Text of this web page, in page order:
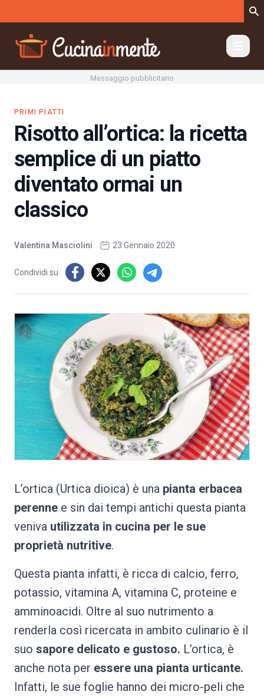
Messaggio pubblicitario
PRIMI PIATTI
Risotto all’ortica: la ricetta
semplice di un piatto
diventato ormai un
classico
Valentina Masciolini 23 Gennaio 2020
Condividi su
L’ortica (Urtica dioica) è una pianta erbacea
perenne e sin dai tempi antichi questa pianta
veniva utilizzata in cucina per le sue
proprietà nutritive.
Questa pianta infatti, è ricca di calcio, ferro,
potassio, vitamina A, vitamina C, proteine e
amminoacidi. Oltre al suo nutrimento a
renderla così ricercata in ambito culinario è il
suo sapore delicato e gustoso. L’ortica, è
anche nota per essere una pianta urticante.
Infatti, le sue foglie hanno dei micro-peli che